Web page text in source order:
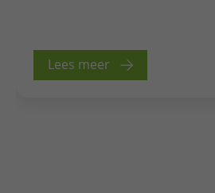
Lees meer